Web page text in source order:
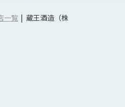
一覧 蔵王酒造（株